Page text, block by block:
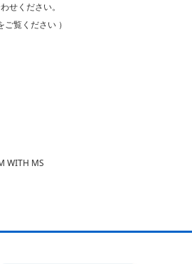
せください。
ご覧ください ）
WITH MS